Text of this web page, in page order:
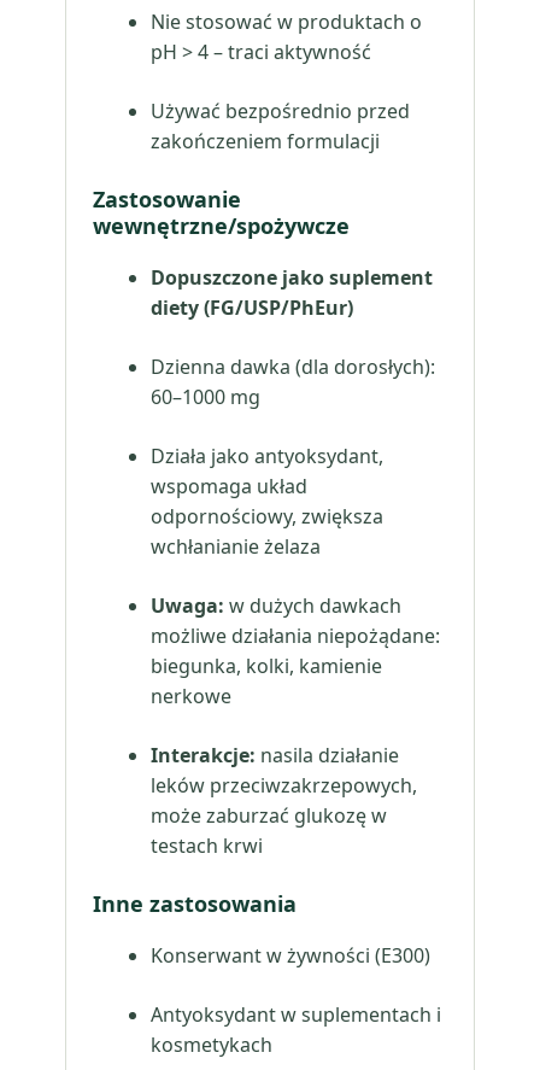
Nie stosować w produktach o
pH > 4 – traci aktywność
Używać bezpośrednio przed
zakończeniem formulacji
Zastosowanie
wewnętrzne/spożywcze
Dopuszczone jako suplement
diety (FG/USP/PhEur)
Dzienna dawka (dla dorosłych):
60–1000 mg
Działa jako antyoksydant,
wspomaga układ
odpornościowy, zwiększa
wchłanianie żelaza
Uwaga: w dużych dawkach
możliwe działania niepożądane:
biegunka, kolki, kamienie
nerkowe
Interakcje: nasila działanie
leków przeciwzakrzepowych,
może zaburzać glukozę w
testach krwi
Inne zastosowania
Konserwant w żywności (E300)
Antyoksydant w suplementach i
kosmetykach